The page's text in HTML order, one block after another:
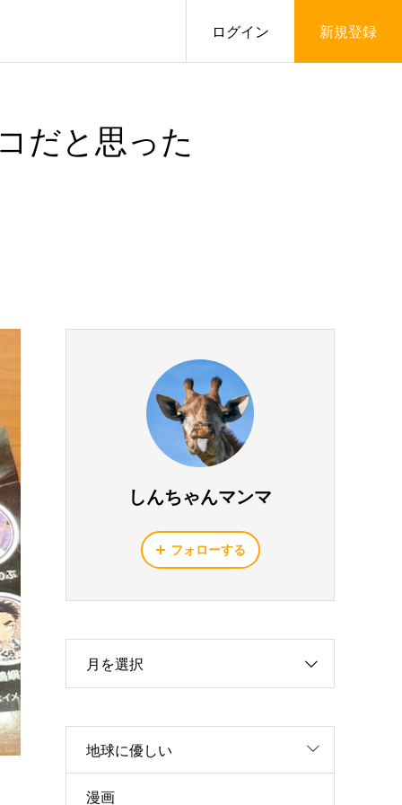
ログイン 新規登録
だと思った
しんちゃんマンマ
フォローする
月を選択
地球に優しい
漫画